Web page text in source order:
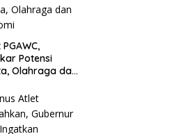
Potensi
Olahraga dan